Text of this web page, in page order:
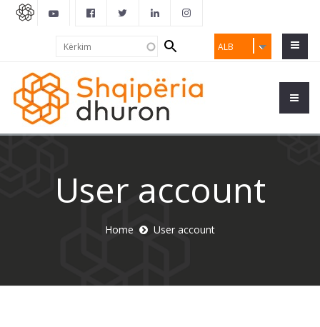
ALB
Search
form
User account
Home User account